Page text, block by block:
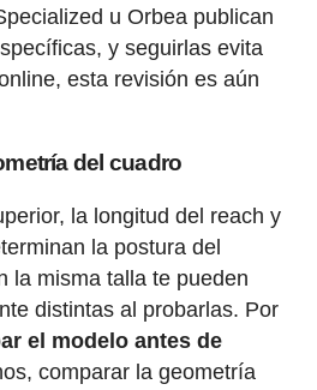
u Orbea publican
y seguirlas evita
esta revisión es aún
del cuadro
la longitud del reach y
la postura del
la misma talla te pueden
distintas al probarlas. Por
el modelo antes de
comparar la geometría